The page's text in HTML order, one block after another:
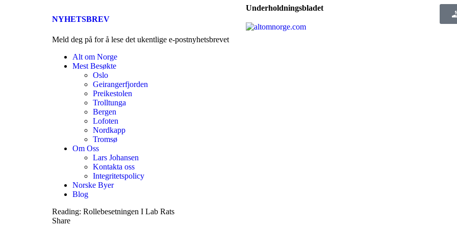
NYHETSBREV
Meld deg på for å lese det ukentlige e-postnyhetsbrevet
Underholdningsbladet
Alt om Norge
Mest Besøkte
Oslo
Geirangerfjorden
Preikestolen
Trolltunga
Bergen
Lofoten
Nordkapp
Tromsø
Om Oss
Lars Johansen
Kontakta oss
Integritetspolicy
Norske Byer
Blog
Reading: Rollebesetningen I Lab Rats
Share